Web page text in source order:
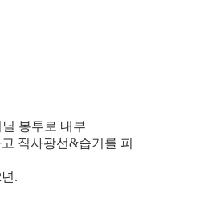
봉투로 내부
직사광선&습기를 피
.